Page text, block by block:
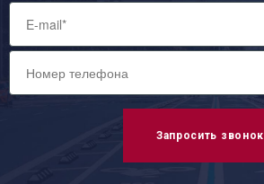
Запросить звонок